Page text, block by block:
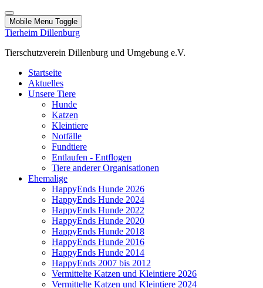
Mobile Menu Toggle
Tierheim Dillenburg
Tierschutzverein Dillenburg und Umgebung e.V.
Startseite
Aktuelles
Unsere Tiere
Hunde
Katzen
Kleintiere
Notfälle
Fundtiere
Entlaufen - Entflogen
Tiere anderer Organisationen
Ehemalige
HappyEnds Hunde 2026
HappyEnds Hunde 2024
HappyEnds Hunde 2022
HappyEnds Hunde 2020
HappyEnds Hunde 2018
HappyEnds Hunde 2016
HappyEnds Hunde 2014
HappyEnds 2007 bis 2012
Vermittelte Katzen und Kleintiere 2026
Vermittelte Katzen und Kleintiere 2024